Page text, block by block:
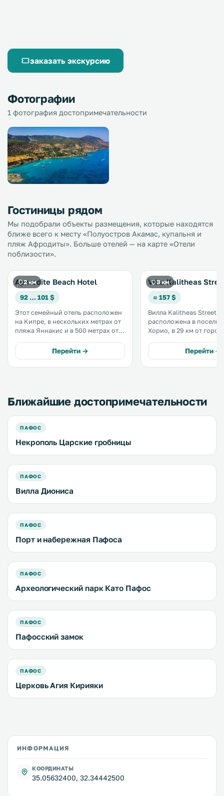
заказать экскурсию
Фотографии
1 фотография достопримечательности
Гостиницы рядом
Мы подобрали объекты размещения, которые находятся
ближе всего к месту «Полуостров Акамас, купальня и
пляж Афродиты». Больше отелей — на карте «Отели
поблизости».
2 км
Aphrodite Beach Hotel
92 … 101 $
Этот семейный отель расположен
на Кипре, в нескольких метрах от
пляжа Яннакис и в 500 метрах от
услугам гостей 2 ресторана и
номера с кондиционером и
балконом, откуда открывается
Перейти →
3 км
Villa Kalitheas
≈ 157 $
Вилла Kalitheas Street
расположена в
Хорио, в 29 км от
кондиционером,
бассейн, сад,
барбекю и бесплатная
Перейти →
Ближайшие достопримечательности
ПАФОС
Некрополь Царские гробницы
ПАФОС
Вилла Диониса
ПАФОС
Порт и набережная Пафоса
ПАФОС
Археологический парк Като Пафос
ПАФОС
Пафосский замок
ПАФОС
Церковь Агия Кирияки
ИНФОРМАЦИЯ
КООРДИНАТЫ
35.05632400, 32.34442500